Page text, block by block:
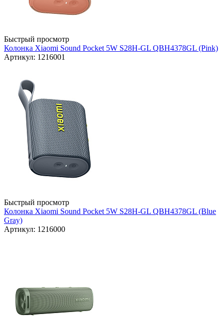
Быстрый просмотр
Колонка Xiaomi Sound Pocket 5W S28H-GL QBH4378GL (Pink)
Артикул: 1216001
Быстрый просмотр
Колонка Xiaomi Sound Pocket 5W S28H-GL QBH4378GL (Blue
Gray)
Артикул: 1216000